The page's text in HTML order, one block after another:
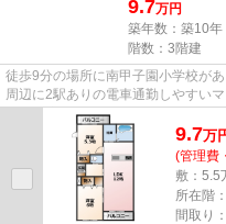
9.7万円
築年数：築10年
階数：3階建
徒歩9分の場所に南甲子園小学校が
周辺に2駅ありの電車通勤しやすい
な住環境のある、平成27年築の...
9.7万
(管理費
敷：5.5
所在階
間取り